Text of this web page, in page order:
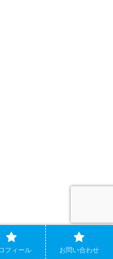
フィール お問い合わせ